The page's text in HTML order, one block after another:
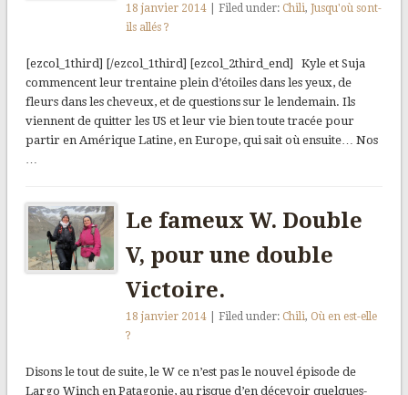
18 janvier 2014 | Filed under: Chili,Jusqu'où sont-
ils allés ?
[ezcol_1third] [/ezcol_1third] [ezcol_2third_end] Kyle et Suja
commencent leur trentaine plein d’étoiles dans les yeux, de
fleurs dans les cheveux, et de questions sur le lendemain. Ils
viennent de quitter les US et leur vie bien toute tracée pour
partir en Amérique Latine, en Europe, qui sait où ensuite… Nos
…
Le fameux W. Double
V, pour une double
Victoire.
18 janvier 2014 | Filed under: Chili, Où en est-elle
?
Disons le tout de suite, le W ce n’est pas le nouvel épisode de
Largo Winch en Patagonie, au risque d’en décevoir quelques-